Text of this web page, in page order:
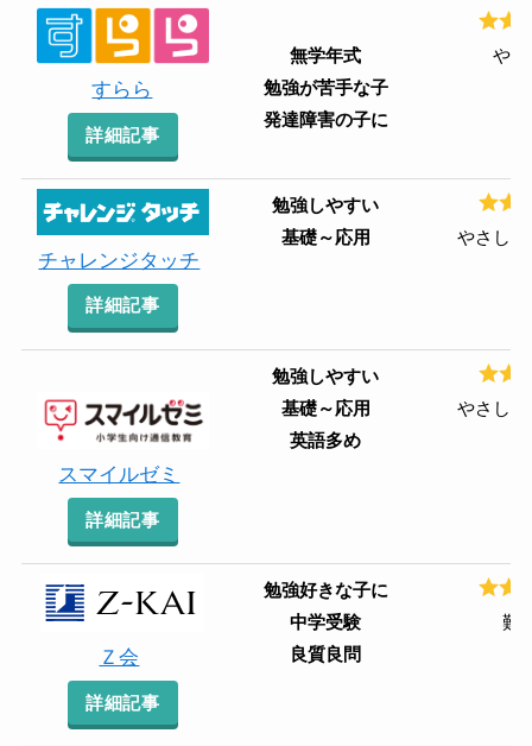
すらら
詳細記事
無学年式
勉強が苦手な子
発達障害の子に
や
チャレンジタッチ
詳細記事
勉強しやすい
基礎～応用
やさし
スマイルゼミ
詳細記事
勉強しやすい
基礎～応用
英語多め
やさし
Ｚ会
詳細記事
勉強好きな子に
中学受験
良質良問
難